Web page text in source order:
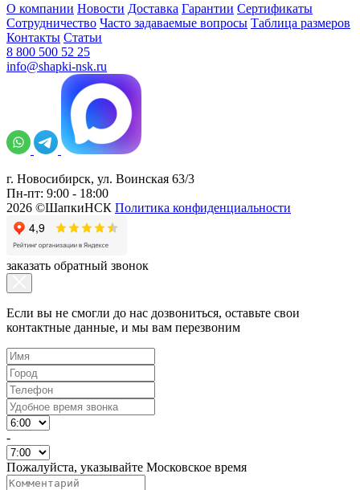
О компании Новости Доставка Гарантии Сертификаты
Сотрудничество Часто задаваемые вопросы Таблица размеров
Контакты Статьи
8 800 500 52 25
info@shapki-nsk.ru
г. Новосибирск, ул. Воинская 63/3
Пн-пт: 9:00 - 18:00
2026 ©ШапкиНСК Политика конфиденциальности
заказать обратный звонок
Если вы не смогли до нас дозвониться, оставьте свои
контактные данные, и мы вам перезвоним
-
Пожалуйста, указывайте Московское время